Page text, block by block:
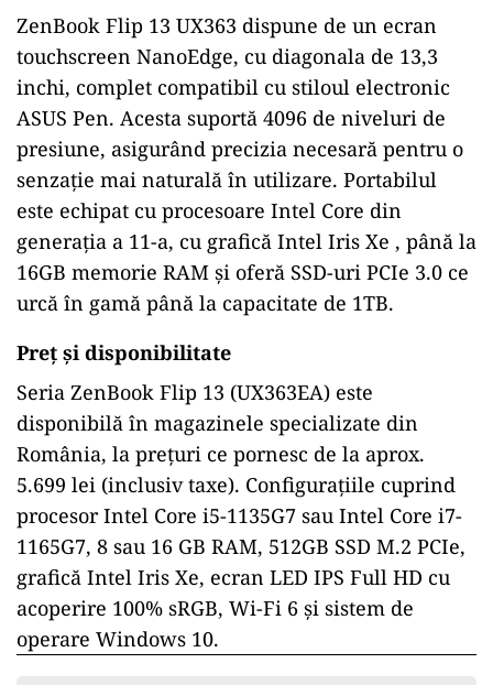
ZenBook Flip 13 UX363 dispune de un ecran
touchscreen NanoEdge, cu diagonala de 13,3
inchi, complet compatibil cu stiloul electronic
ASUS Pen. Acesta suportă 4096 de niveluri de
presiune, asigurând precizia necesară pentru o
senzație mai naturală în utilizare. Portabilul
este echipat cu procesoare Intel Core din
generația a 11-a, cu grafică Intel Iris Xe , până la
16GB memorie RAM și oferă SSD-uri PCIe 3.0 ce
urcă în gamă până la capacitate de 1TB.
Preț și disponibilitate
Seria ZenBook Flip 13 (UX363EA) este
disponibilă în magazinele specializate din
România, la prețuri ce pornesc de la aprox.
5.699 lei (inclusiv taxe). Configurațiile cuprind
procesor Intel Core i5-1135G7 sau Intel Core i7-
1165G7, 8 sau 16 GB RAM, 512GB SSD M.2 PCIe,
grafică Intel Iris Xe, ecran LED IPS Full HD cu
acoperire 100% sRGB, Wi-Fi 6 și sistem de
operare Windows 10.